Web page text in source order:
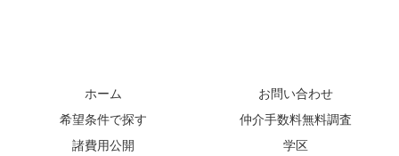
ホーム
お問い合わせ
希望条件で探す
仲介手数料無料調査
諸費用公開
学区